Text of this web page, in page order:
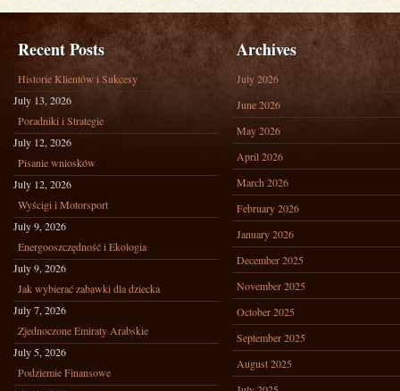
Recent Posts
Historie Klientów i Sukcesy
July 13, 2026
Poradniki i Strategie
July 12, 2026
Pisanie wniosków
July 12, 2026
Wyścigi i Motorsport
July 9, 2026
Energooszczędność i Ekologia
July 9, 2026
Jak wybierać zabawki dla dziecka
July 7, 2026
Zjednoczone Emiraty Arabskie
July 5, 2026
Podziemie Finansowe
Archives
July 2026
June 2026
May 2026
April 2026
March 2026
February 2026
January 2026
December 2025
November 2025
October 2025
September 2025
August 2025